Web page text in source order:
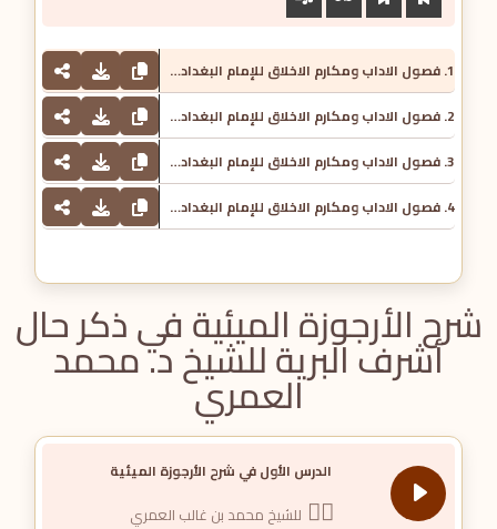
1. فصول الاداب ومكارم الاخلاق للإمام البغدادي - الشيخ د. هشام الحوسني
2. فصول الاداب ومكارم الاخلاق للإمام البغدادي - الشيخ د. هشام الحوسني
3. فصول الاداب ومكارم الاخلاق للإمام البغدادي - الشيخ د. هشام الحوسني
4. فصول الاداب ومكارم الاخلاق للإمام البغدادي - الشيخ د. هشام الحوسني
شرح الأرجوزة الميئية في ذكر حال
أشرف البرية للشيخ د. محمد
العمري
الدرس الأول في شرح الأرجوزة الميئية
للشيخ محمد بن غالب العمري